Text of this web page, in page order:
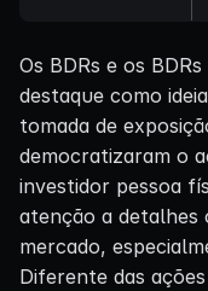
Os BDRs e os
destaque como
tomada de
democratizaram o
investidor pessoa
atenção a detalhes
mercado,
Diferente das